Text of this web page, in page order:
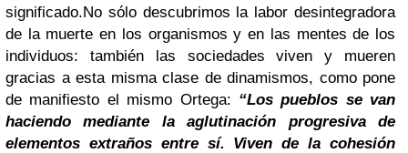
significado.No sólo descubrimos la labor desintegradora
de la muerte en los organismos y en las mentes de los
individuos: también las sociedades viven y mueren
gracias a esta misma clase de dinamismos, como pone
de manifiesto el mismo Ortega: “Los pueblos se van
haciendo mediante la aglutinación progresiva de
elementos extraños entre sí. Viven de la cohesión